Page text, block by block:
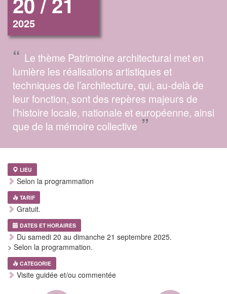
2025
“ Le thème Patrimoine architectural met en
lumière les réalisations artistiques et
techniques de l’architecture, qui, au-delà de
leur fonction, sont des repères majeurs de
l’histoire locale, nationale et européenne, ainsi
que de la mémoire collective”
LIEU
Selon la programmation
TARIF
Gratuit.
DATES ET HORAIRES
Du samedi 20 au dimanche 21 septembre 2025.
> Selon la programmation.
CATEGORIE
Visite guidée et/ou commentée